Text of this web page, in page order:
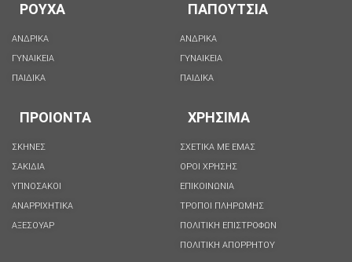
ΡΟΥΧΑ
ΑΝΔΡΙΚΑ
ΓΥΝΑΙΚΕΙΑ
ΠΑΙΔΙΚΑ
ΠΑΠΟΥΤΣΙΑ
ΑΝΔΡΙΚΑ
ΓΥΝΑΙΚΕΙΑ
ΠΑΙΔΙΚΑ
ΠΡΟΙΟΝΤΑ
ΣΚΗΝΕΣ
ΣΑΚΙΔΙΑ
ΥΠΝΟΣΑΚΟΙ
ΑΝΑΡΡΙΧΗΤΙΚΑ
ΑΞΕΣΟΥΑΡ
ΧΡΗΣΙΜΑ
ΣΧΕΤΙΚΑ ΜΕ ΕΜΑΣ
ΟΡΟΙ ΧΡΗΣΗΣ
ΕΠΙΚΟΙΝΩΝΙΑ
ΤΡΟΠΟΙ ΠΛΗΡΩΜΗΣ
ΠΟΛΙΤΙΚΗ ΕΠΙΣΤΡΟΦΩΝ
ΠΟΛΙΤΙΚΉ ΑΠΟΡΡΉΤΟΥ